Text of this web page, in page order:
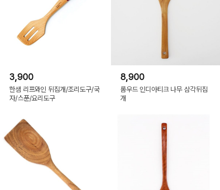
3,900
한샘 리프와인 뒤집개/조리도구/국
자/스푼/요리도구
8,900
롬우드 인디아티크 나무 삼각뒤집
개